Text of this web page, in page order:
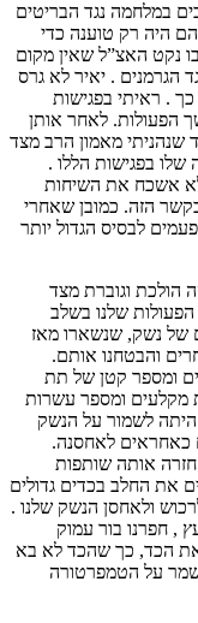
במלחמה נגד הבריטים
היה רק טוענה כדי
נקט האצ”ל שאין מקום
הגרמנים . יאיר לא גרס
. ראיתי בפגישות
הפעולות. לאחר אותן
שנהניתי מאמון הרב מצד
בפגישות הללו .
לא אשכח את השיחות
הזה. כמובן שאחרי
לבסיס הגדול יותר
הולכת וגוברת מצד
שלנו בשלב
של נשק, שנשארו מאז
והבטחנו אותם.
ומספר קטן של תת
,נדמה לי שבדרום היו סה”כ 2 או 3 תת מקלעים ומספר עשרות
לשמור על הנשק
כאחראים לאחסנה.
חזרה אותה שותפות
את החלב בכדים גדולים
ולאחסן הנשק שלנו .
, חפרנו בור עמוק
את הכד, כך שהכד לא בא
על הטמפרטורה